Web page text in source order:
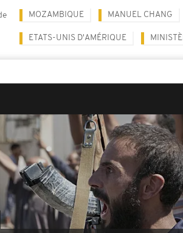
MOZAMBIQUE MANUEL CHANG
ETATS-UNIS D'AMÉRIQUE